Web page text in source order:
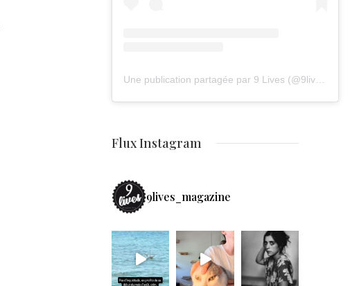
Flux Instagram
9lives_magazine